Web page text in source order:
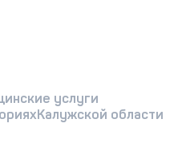
услуги
области